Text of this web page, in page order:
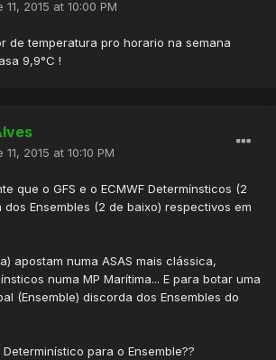
11, 2015 at 10:00 PM
de temperatura pro horario na semana
9,9°C !
11, 2015 at 10:10 PM
que o GFS e o ECMWF Determínsticos (2
Ensembles (2 de baixo) respectivos em
apostam numa ASAS mais clássica,
numa MP Marítima... E para botar uma
(Ensemble) discorda dos Ensembles do
para o Ensemble??